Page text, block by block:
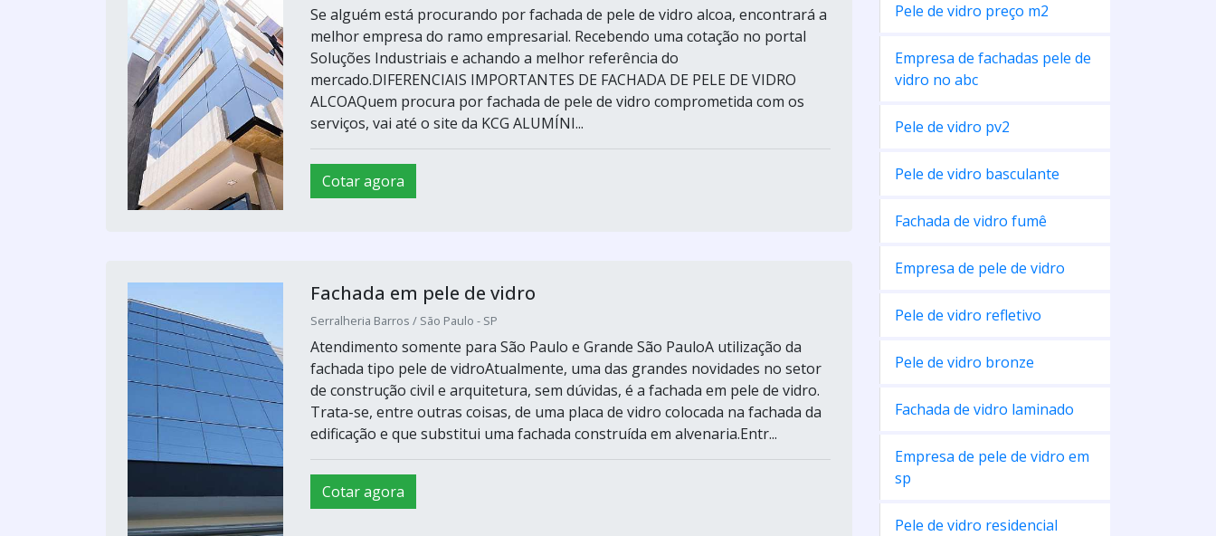
Se alguém está procurando por fachada de pele de vidro alcoa, encontrará a
melhor empresa do ramo empresarial. Recebendo uma cotação no portal
Soluções Industriais e achando a melhor referência do
mercado.DIFERENCIAIS IMPORTANTES DE FACHADA DE PELE DE VIDRO
ALCOAQuem procura por fachada de pele de vidro comprometida com os
serviços, vai até o site da KCG ALUMÍNI...
Cotar agora
Fachada em pele de vidro
Serralheria Barros / São Paulo - SP
Atendimento somente para São Paulo e Grande São PauloA utilização da
fachada tipo pele de vidroAtualmente, uma das grandes novidades no setor
de construção civil e arquitetura, sem dúvidas, é a fachada em pele de vidro.
Trata-se, entre outras coisas, de uma placa de vidro colocada na fachada da
edificação e que substitui uma fachada construída em alvenaria.Entr...
Cotar agora
Pele de vidro preço m2
Empresa de fachadas pele de
vidro no abc
Pele de vidro pv2
Pele de vidro basculante
Fachada de vidro fumê
Empresa de pele de vidro
Pele de vidro refletivo
Pele de vidro bronze
Fachada de vidro laminado
Empresa de pele de vidro em
sp
Pele de vidro residencial